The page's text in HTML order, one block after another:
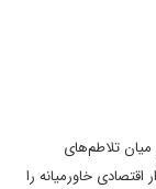
میان تلاطم‌های
اقتصادی خاورمیانه را